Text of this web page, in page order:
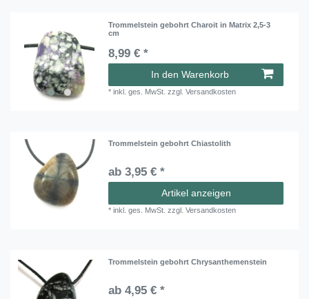
Trommelstein gebohrt Charoit in Matrix 2,5-3
cm
8,99 € *
In den Warenkorb
*inkl. ges. MwSt. zzgl.Versandkosten
Trommelstein gebohrt Chiastolith
ab 3,95 € *
Artikel anzeigen
*inkl. ges. MwSt. zzgl.Versandkosten
Trommelstein gebohrt Chrysanthemenstein
ab 4,95 € *